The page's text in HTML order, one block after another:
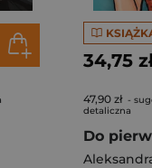
34,75
47,90 zł -
detaliczna
Do